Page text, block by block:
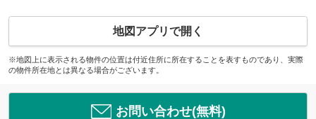
地図アプリで開く
※地図上に表示される物件の位置は付近住所に所在することを表すものであり、実際
の物件所在地とは異なる場合がございます。
お問い合わせ(無料)